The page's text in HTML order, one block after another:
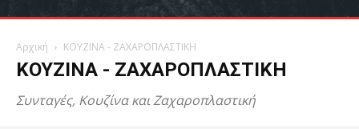
Αρχική ΚΟΥΖΙΝΑ - ΖΑΧΑΡΟΠΛΑΣΤΙΚΗ
ΚΟΥΖΙΝΑ - ΖΑΧΑΡΟΠΛΑΣΤΙΚΗ
Συνταγές, Κουζίνα και Ζαχαροπλαστική